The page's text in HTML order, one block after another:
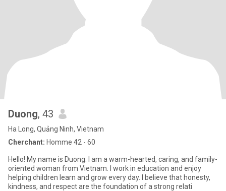
Duong, 43
Ha Long, Quảng Ninh, Vietnam
Cherchant: Homme 42 - 60
Hello! My name is Duong. I am a warm-hearted, caring, and family-
oriented woman from Vietnam. I work in education and enjoy
helping children learn and grow every day. I believe that honesty,
kindness, and respect are the foundation of a strong relati